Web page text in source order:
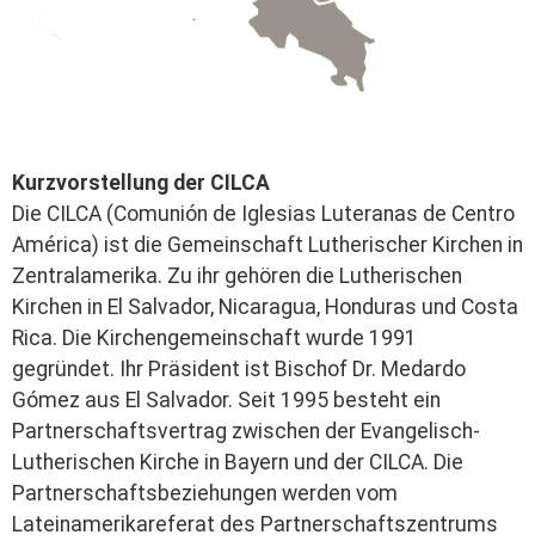
Kurzvorstellung der CILCA
Die CILCA (Comunión de Iglesias Luteranas de Centro
América) ist die Gemeinschaft Lutherischer Kirchen in
Zentralamerika. Zu ihr gehören die Lutherischen
Kirchen in El Salvador, Nicaragua, Honduras und Costa
Rica. Die Kirchengemeinschaft wurde 1991
gegründet. Ihr Präsident ist Bischof Dr. Medardo
Gómez aus El Salvador. Seit 1995 besteht ein
Partnerschaftsvertrag zwischen der Evangelisch-
Lutherischen Kirche in Bayern und der CILCA. Die
Partnerschaftsbeziehungen werden vom
Lateinamerikareferat des Partnerschaftszentrums